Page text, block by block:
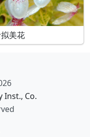
美花
Inst., Co.